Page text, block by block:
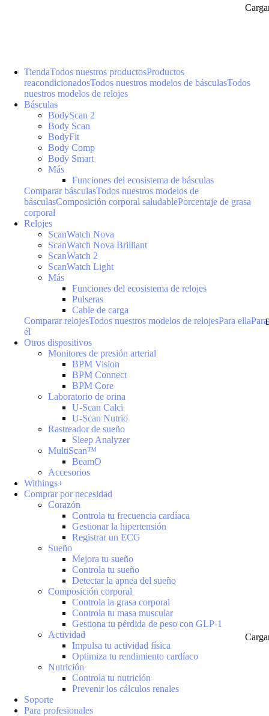
TiendaTodos nuestros productosProductos
reacondicionadosTodos nuestros modelos de básculasTodos
nuestros modelos de relojes
Básculas
BodyScan 2
Body Scan
BodyFit
Body Comp
Body Smart
Más
Funciones del ecosistema de básculas
Comparar básculasTodos nuestros modelos de
básculasComposición corporal saludablePorcentaje de grasa
corporal
Relojes
ScanWatch Nova
ScanWatch Nova Brilliant
ScanWatch 2
ScanWatch Light
Más
Funciones del ecosistema de relojes
Pulseras
Cable de carga
Comparar relojesTodos nuestros modelos de relojesPara ellaPara
él
Otros dispositivos
Monitores de presión arterial
BPM Vision
BPM Connect
BPM Core
Laboratorio de orina
U-Scan Calci
U-Scan Nutrio
Rastreador de sueño
Sleep Analyzer
MultiScan™
BeamO
Accesorios
Withings+
Comprar por necesidad
Corazón
Controla tu frecuencia cardíaca
Gestionar la hipertensión
Registrar un ECG
Sueño
Mejora tu sueño
Controla tu sueño
Detectar la apnea del sueño
Composición corporal
Controla la grasa corporal
Controla tu masa muscular
Gestiona tu pérdida de peso con GLP-1
Actividad
Impulsa tu actividad física
Optimiza tu rendimiento cardíaco
Nutrición
Controla tu nutrición
Prevenir los cálculos renales
Soporte
Para profesionales